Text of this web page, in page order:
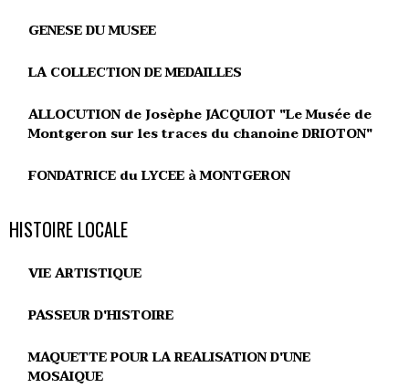
GENESE DU MUSEE
LA COLLECTION DE MEDAILLES
ALLOCUTION de Josèphe JACQUIOT "Le Musée de
Montgeron sur les traces du chanoine DRIOTON"
FONDATRICE du LYCEE à MONTGERON
HISTOIRE LOCALE
VIE ARTISTIQUE
PASSEUR D'HISTOIRE
MAQUETTE POUR LA REALISATION D'UNE
MOSAIQUE